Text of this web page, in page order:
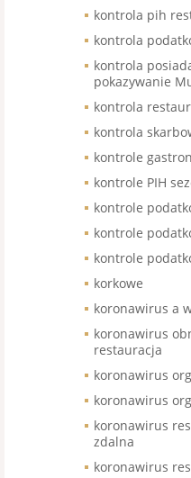
kontrola pih
kontrola
kontrola
pokazywanie
kontrola
kontrola
kontrole
kontrole PIH
kontrole
kontrole
kontrole
korkowe
koronawirus a
koronawirus
restauracja
koronawirus
koronawirus
koronawirus
zdalna
koronawirus